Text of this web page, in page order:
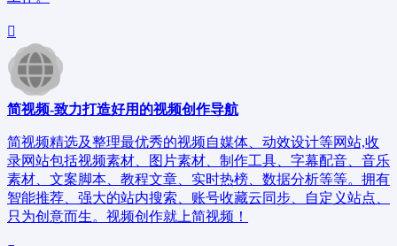
简视频-致力打造好用的视频创作导航
简视频精选及整理最优秀的视频自媒体、动效设计等网站,收
录网站包括视频素材、图片素材、制作工具、字幕配音、音乐
素材、文案脚本、教程文章、实时热榜、数据分析等等。拥有
智能推荐、强大的站内搜索、账号收藏云同步、自定义站点、
只为创意而生。视频创作就上简视频！